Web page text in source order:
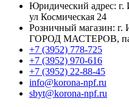
Юридический адрес:
ул Космическая 24
Розничный магазин:
ГОРОД МАСТЕРОВ,
+7 (3952) 778-725
+7 (3952) 970-616
+7 (3952) 22-88-45
info@korona-npf.ru
sbyt@korona-npf.ru